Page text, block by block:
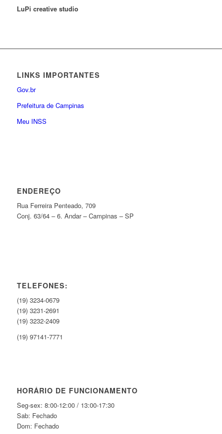
LuPi creative studio
LINKS IMPORTANTES
Gov.br
Prefeitura de Campinas
Meu INSS
ENDEREÇO
Rua Ferreira Penteado, 709
Conj. 63/64 – 6. Andar – Campinas – SP
TELEFONES:
(19) 3234-0679
(19) 3231-2691
(19) 3232-2409
(19) 97141-7771
HORÁRIO DE FUNCIONAMENTO
Seg-sex: 8:00-12:00 / 13:00-17:30
Sab: Fechado
Dom: Fechado